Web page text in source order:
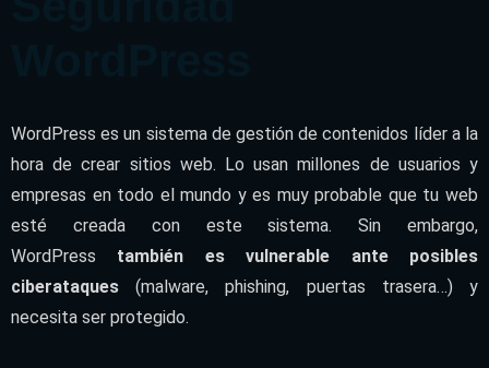
WordPress es un sistema de gestión de contenidos líder a la
hora de crear sitios web. Lo usan millones de usuarios y
empresas en todo el mundo y es muy probable que tu web
esté creada con este sistema. Sin embargo,
WordPress también es vulnerable ante posibles
ciberataques (malware, phishing, puertas trasera…) y
necesita ser protegido.